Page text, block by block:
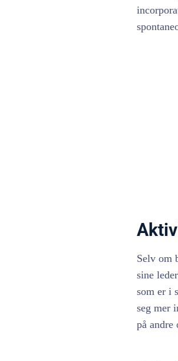
Selv om
sine
som er i
seg mer
på andre